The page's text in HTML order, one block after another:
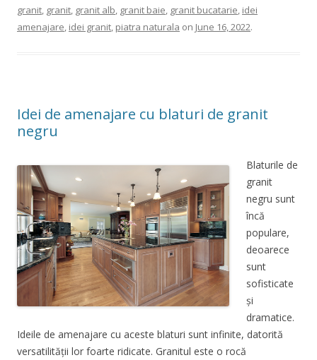
granit, granit, granit alb, granit baie, granit bucatarie, idei
amenajare, idei granit, piatra naturala on June 16, 2022.
Idei de amenajare cu blaturi de granit
negru
Blaturile de
granit
negru sunt
încă
populare,
deoarece
sunt
sofisticate
și
dramatice.
Ideile de amenajare cu aceste blaturi sunt infinite, datorită
versatilității lor foarte ridicate. Granitul este o rocă